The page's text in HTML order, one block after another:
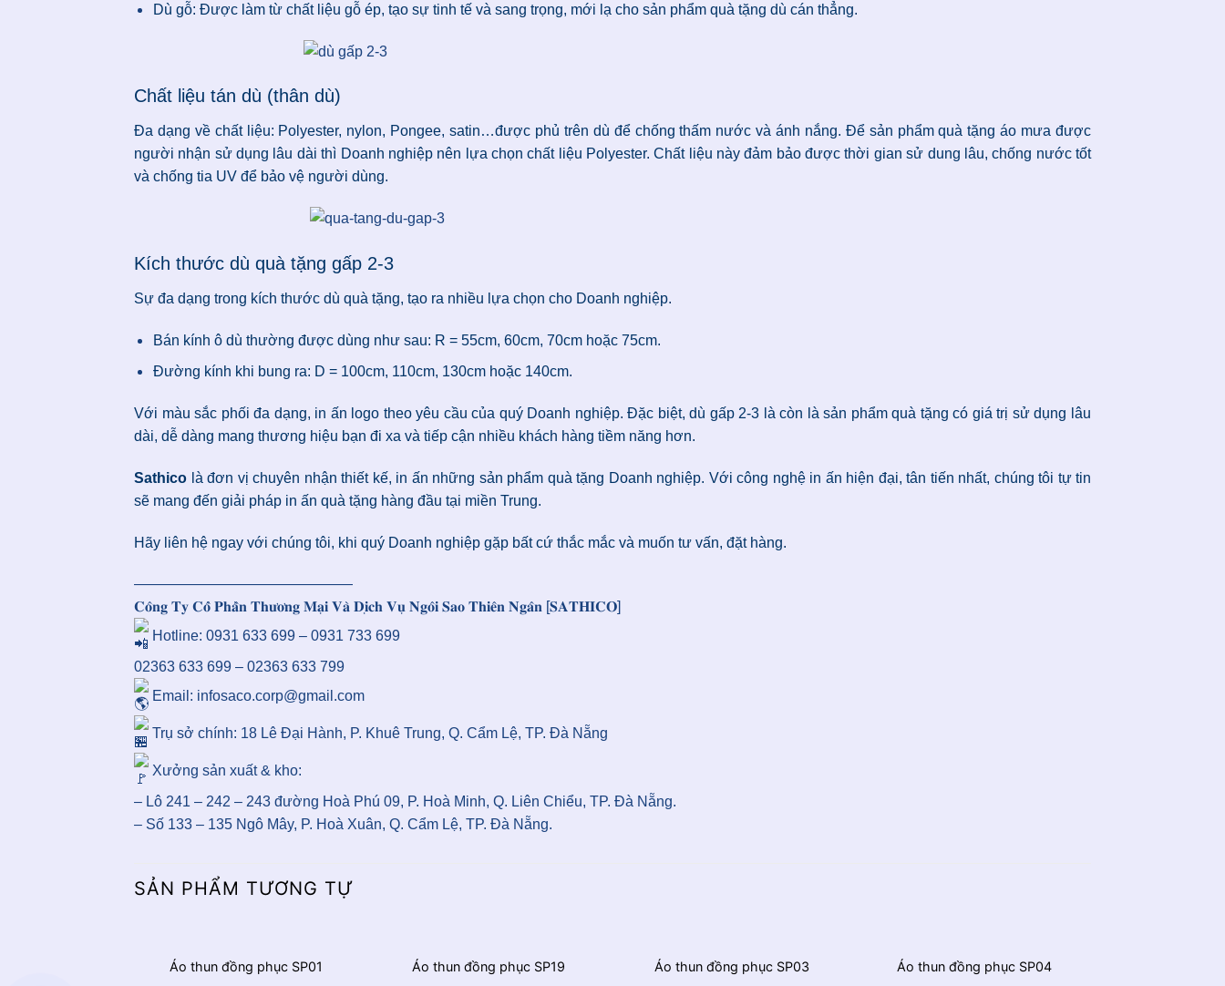
Dù gỗ: Được làm từ chất liệu gỗ ép, tạo sự tinh tế và sang trọng, mới lạ cho sản phẩm quà tặng dù cán thẳng.
Chất liệu tán dù (thân dù)
Đa dạng về chất liệu: Polyester, nylon, Pongee, satin…được phủ trên dù để chống thấm nước và ánh nắng. Để sản phẩm quà tặng áo mưa được
người nhận sử dụng lâu dài thì Doanh nghiệp nên lựa chọn chất liệu Polyester. Chất liệu này đảm bảo được thời gian sử dung lâu, chống nước tốt
và chống tia UV để bảo vệ người dùng.
Kích thước dù quà tặng gấp 2-3
Sự đa dạng trong kích thước dù quà tặng, tạo ra nhiều lựa chọn cho Doanh nghiệp.
Bán kính ô dù thường được dùng như sau: R = 55cm, 60cm, 70cm hoặc 75cm.
Đường kính khi bung ra: D = 100cm, 110cm, 130cm hoặc 140cm.
Với màu sắc phối đa dạng, in ấn logo theo yêu cầu của quý Doanh nghiệp. Đặc biệt, dù gấp 2-3 là còn là sản phẩm quà tặng có giá trị sử dụng lâu
dài, dễ dàng mang thương hiệu bạn đi xa và tiếp cận nhiều khách hàng tiềm năng hơn.
Sathico là đơn vị chuyên nhận thiết kế, in ấn những sản phẩm quà tặng Doanh nghiệp. Với công nghệ in ấn hiện đại, tân tiến nhất, chúng tôi tự tin
sẽ mang đến giải pháp in ấn quà tặng hàng đầu tại miền Trung.
Hãy liên hệ ngay với chúng tôi, khi quý Doanh nghiệp gặp bất cứ thắc mắc và muốn tư vấn, đặt hàng.
———————————————
𝐂𝐨̂𝐧𝐠 𝐓𝐲 𝐂𝐨̂̉ 𝐏𝐡𝐚̂̀𝐧 𝐓𝐡𝐮̛𝐨̛𝐧𝐠 𝐌𝐚̣𝐢 𝐕𝐚̀ 𝐃𝐢̣𝐜𝐡 𝐕𝐮̣ 𝐍𝐠𝐨̂𝐢 𝐒𝐚𝐨 𝐓𝐡𝐢𝐞̂𝐧 𝐍𝐠𝐚̂𝐧 [𝐒𝐀𝐓𝐇𝐈𝐂𝐎]
Hotline: 0931 633 699 – 0931 733 699
02363 633 699 – 02363 633 799
Email: infosaco.corp@gmail.com
Trụ sở chính: 18 Lê Đại Hành, P. Khuê Trung, Q. Cẩm Lệ, TP. Đà Nẵng
Xưởng sản xuất & kho:
– Lô 241 – 242 – 243 đường Hoà Phú 09, P. Hoà Minh, Q. Liên Chiểu, TP. Đà Nẵng.
– Số 133 – 135 Ngô Mây, P. Hoà Xuân, Q. Cẩm Lệ, TP. Đà Nẵng.
SẢN PHẨM TƯƠNG TỰ
Áo thun đồng phục SP01 Áo thun đồng phục SP19 Áo thun đồng phục SP03 Áo thun đồng phục SP04